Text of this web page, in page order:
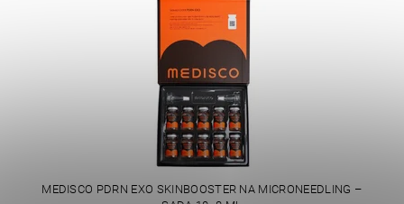
MEDISCO PDRN EXO SKINBOOSTER NA MICRONEEDLING –